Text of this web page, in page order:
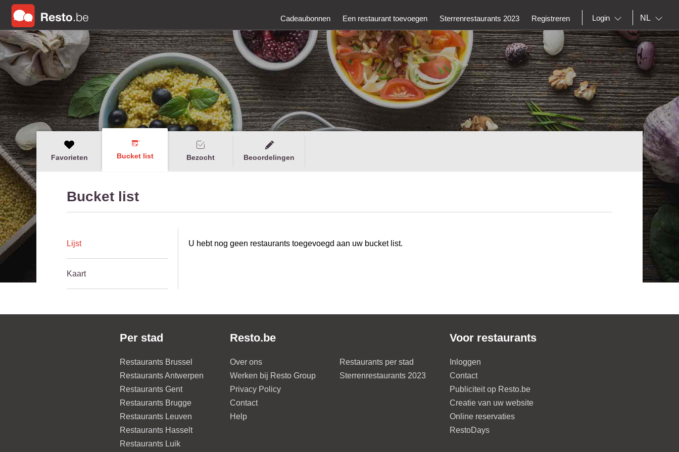
Cadeaubonnen Een restaurant toevoegen Sterrenrestaurants 2023 Registreren Login NL
Favorieten Bucket list Bezocht Beoordelingen
Bucket list
Lijst
Kaart
U hebt nog geen restaurants toegevoegd aan uw bucket list.
Per stad
Restaurants Brussel
Restaurants Antwerpen
Restaurants Gent
Restaurants Brugge
Restaurants Leuven
Restaurants Hasselt
Restaurants Luik
Resto.be
Over ons
Werken bij Resto Group
Privacy Policy
Contact
Help
Restaurants per stad
Sterrenrestaurants 2023
Voor restaurants
Inloggen
Contact
Publiciteit op Resto.be
Creatie van uw website
Online reservaties
RestoDays